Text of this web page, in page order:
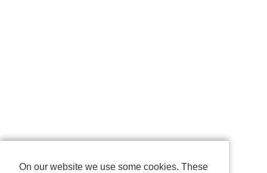
On our website we use some cookies. These